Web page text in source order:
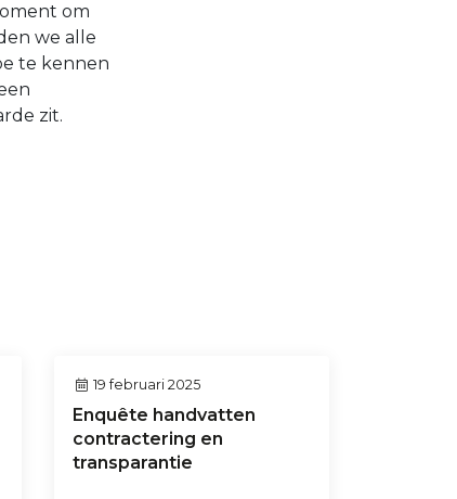
om
we alle
te kennen
zit.
19 februari 2025
Enquête handvatten
contractering en
transparantie